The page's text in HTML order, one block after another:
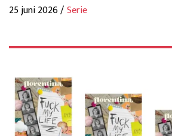
25 juni 2026 /Serie